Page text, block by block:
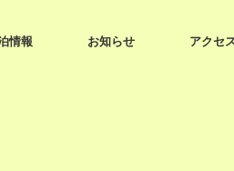
情報 お知らせ アクセ